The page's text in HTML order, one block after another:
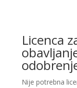
Licenca
Nije potrebna